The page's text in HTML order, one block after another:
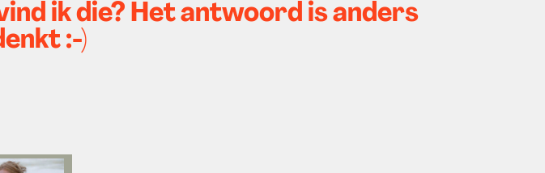
ik die? Het antwoord is anders
:-)